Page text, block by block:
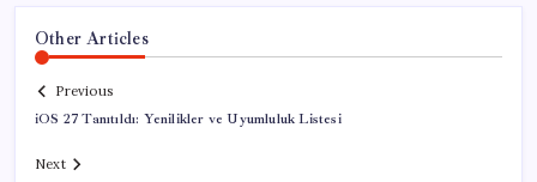
Other Articles
Previous
iOS 27 Tanıtıldı: Yenilikler ve Uyumluluk Listesi
Next